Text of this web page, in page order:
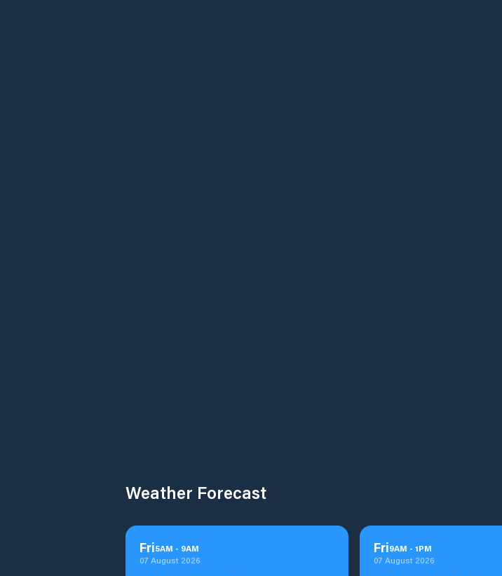
Weather Forecast
Fri5AM - 9AM
07 August 2026
Fri9AM - 1PM
07 August 2026